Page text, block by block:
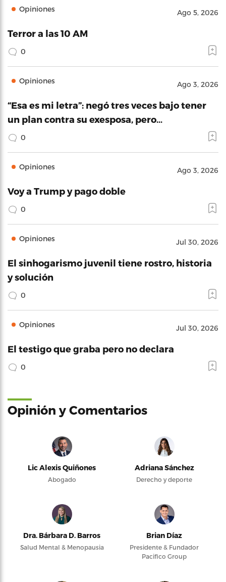
Opiniones Ago 5, 2026
Terror a las 10 AM
0
Opiniones Ago 3, 2026
“Esa es mi letra”: negó tres veces bajo tener
un plan contra su exesposa, pero…
0
Opiniones Ago 3, 2026
Voy a Trump y pago doble
0
Opiniones Jul 30, 2026
El sinhogarismo juvenil tiene rostro, historia
y solución
0
Opiniones Jul 30, 2026
El testigo que graba pero no declara
0
Opinión y Comentarios
Lic Alexis Quiñones
Abogado
Adriana Sánchez
Derecho y deporte
Dra. Bárbara D. Barros
Salud Mental & Menopausia
Brian Díaz
Presidente & Fundador
Pacifico Group